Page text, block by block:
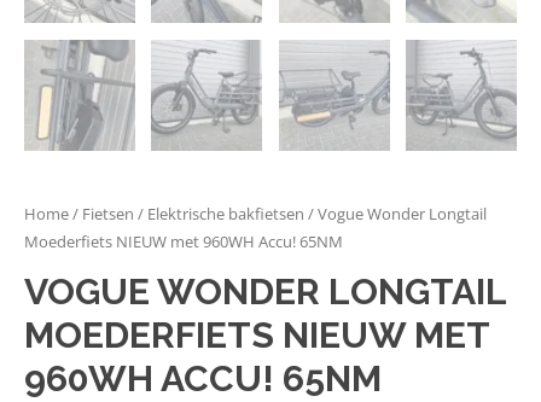
Home/ Fietsen / Elektrische bakfietsen / Vogue Wonder Longtail
Moederfiets NIEUW met 960WH Accu! 65NM
VOGUE WONDER LONGTAIL
MOEDERFIETS NIEUW MET
960WH ACCU! 65NM